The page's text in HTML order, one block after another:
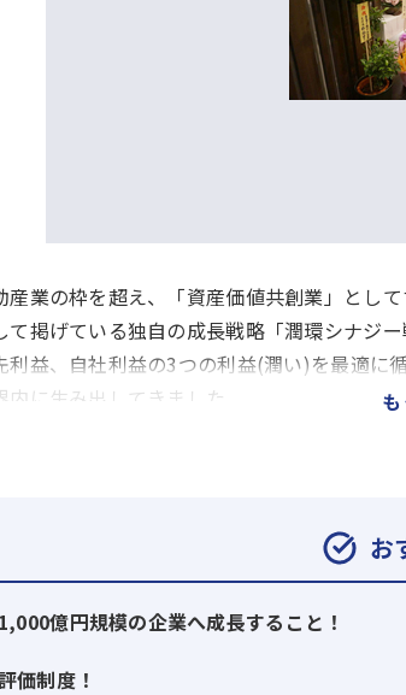
産業の枠を超え、「資産価値共創業」とし
掲げている独自の成長戦略「潤環シナジー
益、自社利益の3つの利益(潤い)を最適に循
に生み出してきました。
よる一棟物の新築・中古アパートやマンシ
の人生に寄り添い、本音に耳を傾ける「圧
お
億円規模の企業へ成長すること！
価制度！